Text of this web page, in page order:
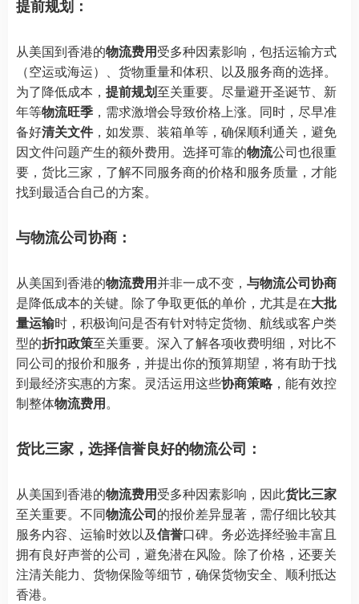
提前规划：
从美国到香港的物流费用受多种因素影响，包括运输方式
（空运或海运）、货物重量和体积、以及服务商的选择。
为了降低成本， 提前规划至关重要。尽量避开圣诞节、新
年等物流旺季 ，需求激增会导致价格上涨。同时，尽早准
备好清关文件，如发票、装箱单等，确保顺利通关，避免
因文件问题产生的额外费用。选择可靠的物流公司也很重
要，货比三家，了解不同服务商的价格和服务质量，才能
找到最适合自己的方案。
与物流公司协商：
从美国到香港的物流费用并非一成不变， 与物流公司协商
是降低成本的关键。除了争取更低的单价，尤其是在大批
量运输时，积极询问是否有针对特定货物、航线或客户类
型的折扣政策至关重要。深入了解各项收费明细，对比不
同公司的报价和服务，并提出你的预算期望，将有助于找
到最经济实惠的方案。灵活运用这些协商策略，能有效控
制整体物流费用。
货比三家，选择信誉良好的物流公司：
从美国到香港的物流费用受多种因素影响，因此货比三家
至关重要。不同物流公司的报价差异显著，需仔细比较其
服务内容、运输时效以及信誉口碑。务必选择经验丰富且
拥有良好声誉的公司，避免潜在风险。除了价格，还要关
注清关能力、货物保险等细节，确保货物安全、顺利抵达
香港。